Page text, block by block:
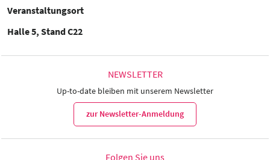
Veranstaltungsort
Halle 5, Stand C22
NEWSLETTER
Up-to-date bleiben mit unserem Newsletter
zur Newsletter-Anmeldung
Folgen Sie uns